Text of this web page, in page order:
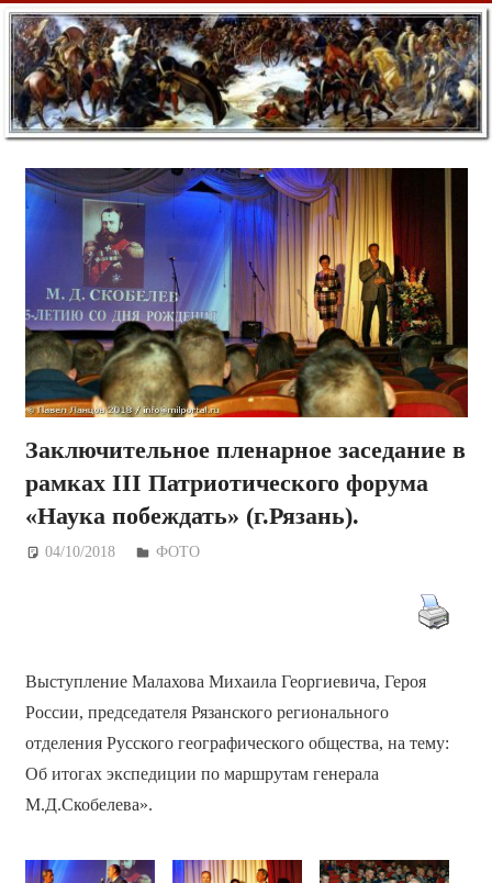
Заключительное пленарное заседание в
рамках III Патриотического форума
«Наука побеждать» (г.Рязань).
04/10/2018 Дежурный по Редакции
ФОТО
Выступление Малахова Михаила Георгиевича, Героя
России, председателя Рязанского регионального
отделения Русского географического общества, на тему:
Об итогах экспедиции по маршрутам генерала
М.Д.Скобелева».